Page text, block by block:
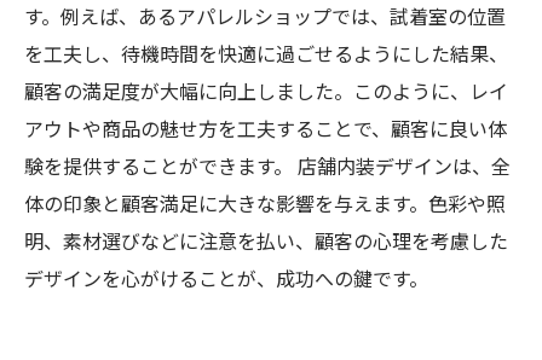
す。例えば、あるアパレルショップでは、試着室の位置
を工夫し、待機時間を快適に過ごせるようにした結果、
顧客の満足度が大幅に向上しました。このように、レイ
アウトや商品の魅せ方を工夫することで、顧客に良い体
験を提供することができます。 店舗内装デザインは、全
体の印象と顧客満足に大きな影響を与えます。色彩や照
明、素材選びなどに注意を払い、顧客の心理を考慮した
デザインを心がけることが、成功への鍵です。